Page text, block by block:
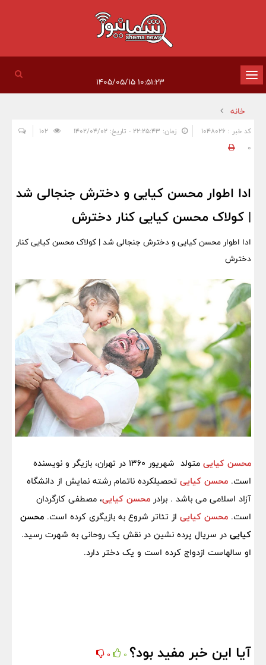
تغییر
وضعیت
ناوبری
خانه
کد خبر : 1048026 زمان: ۲۲:۲۵:۴۳ - تاریخ: ۱۴۰۲/۰۴/۰۲
0
ادا اطوار محسن کیایی و دخترش جنجالی شد
| کولاک محسن کیایی کنار دخترش
ادا اطوار محسن کیایی و دخترش جنجالی شد | کولاک محسن کیایی کنار
دخترش
محسن کیایی
متولد شهریور 1360 در تهران، بازیگر و نویسنده
است. محسن کیایی تحصیلکرده ناتمام رشته نمایش از دانشگاه
آزاد اسلامی می باشد . برادر محسن کیایی، مصطفی کارگردان
است. محسن کیایی از تئاتر شروع به بازیگری کرده است. محسن
کیایی در سریال پرده نشین در نقش یک روحانی به شهرت رسید.
او سالهاست ازدواج کرده است و یک دختر دارد.
آیا این خبر مفید بود؟ 0
0